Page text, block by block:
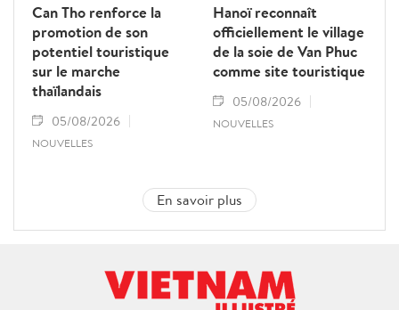
Can Tho renforce la
promotion de son
potentiel touristique
sur le marche
thaïlandais
05/08/2026
NOUVELLES
Hanoï reconnaît
officiellement le village
de la soie de Van Phuc
comme site touristique
05/08/2026
NOUVELLES
En savoir plus